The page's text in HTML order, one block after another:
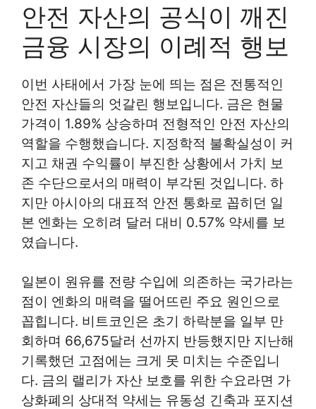
안전 자산의 공식이 깨진
금융 시장의 이례적 행보
이번 사태에서 가장 눈에 띄는 점은 전통적인
안전 자산들의 엇갈린 행보입니다. 금은 현물
가격이 1.89% 상승하며 전형적인 안전 자산의
역할을 수행했습니다. 지정학적 불확실성이 커
지고 채권 수익률이 부진한 상황에서 가치 보
존 수단으로서의 매력이 부각된 것입니다. 하
지만 아시아의 대표적 안전 통화로 꼽히던 일
본 엔화는 오히려 달러 대비 0.57% 약세를 보
였습니다.
일본이 원유를 전량 수입에 의존하는 국가라는
점이 엔화의 매력을 떨어뜨린 주요 원인으로
꼽힙니다. 비트코인은 초기 하락분을 일부 만
회하며 66,675달러 선까지 반등했지만 지난해
기록했던 고점에는 크게 못 미치는 수준입니
다. 금의 랠리가 자산 보호를 위한 수요라면 가
상화폐의 상대적 약세는 유동성 긴축과 포지션